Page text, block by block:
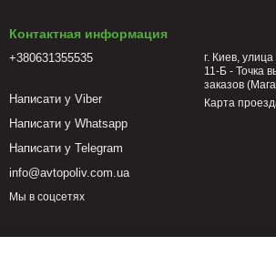
решению для вашего
Контактная информация
+380631355535
Написати у Viber
Написати у Whatsapp
Написати у Telegram
info@avtopoliv.com.ua
г. Киев,
11-Б - Точка
заказов
Карта
Мы в соцсетях